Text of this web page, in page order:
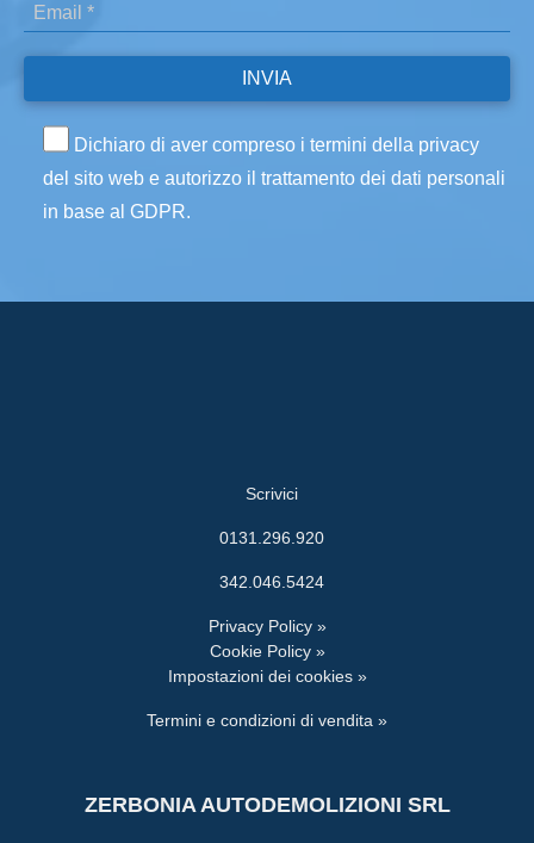
Dichiaro di aver compreso i termini della privacy
del sito web e autorizzo il trattamento dei dati personali
in base al GDPR.
Scrivici
0131.296.920
342.046.5424
Privacy Policy »
Cookie Policy »
Impostazioni dei cookies »
Termini e condizioni di vendita »
ZERBONIA AUTODEMOLIZIONI SRL